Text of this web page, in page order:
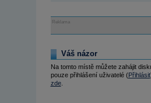
Reklama
Váš názor
Na tomto místě můžete zahájit
pouze přihlášení uživatelé (Přihlásit
zde.